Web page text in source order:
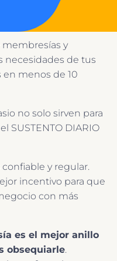
membresías y
necesidades de tus
en menos de 10
no solo sirven para
SUSTENTO DIARIO
y regular.
incentivo para que
con más
es el mejor anillo
obsequiarle.